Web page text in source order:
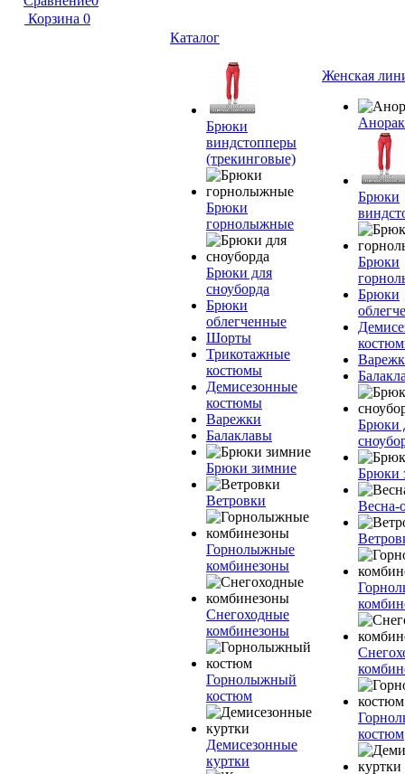
Корзина 0
Каталог
Брюки
виндстопперы
(трекинговые)
Брюки
горнолыжные
Брюки для
сноуборда
Брюки
облегченные
Шорты
Трикотажные
костюмы
Демисезонные
костюмы
Варежки
Балаклавы
Брюки зимние
Ветровки
Горнолыжные
комбинезоны
Снегоходные
комбинезоны
Горнолыжный
костюм
Демисезонные
куртки
Женская
Брюки
Брюки
Брюки
Брюки
Брюки
Весна-
костюм